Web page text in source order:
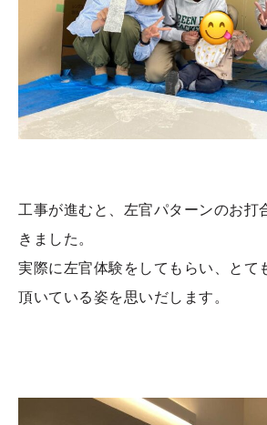
工事が進むと、左官パターンのお打
きました。
実際に左官体験をしてもらい、とて
頂いている姿を思いだします。